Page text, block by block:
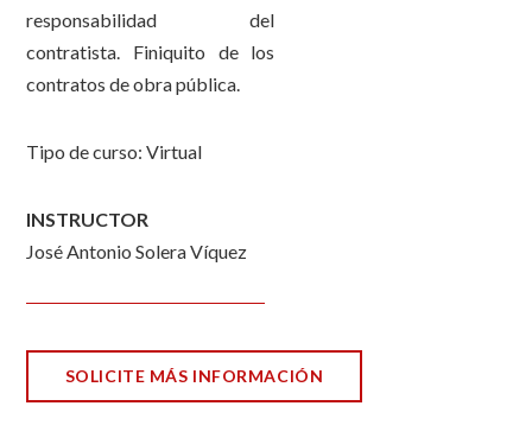
responsabilidad del
contratista. Finiquito de los
contratos de obra pública.
Tipo de curso: Virtual
INSTRUCTOR
José Antonio Solera Víquez
SOLICITE MÁS INFORMACIÓN